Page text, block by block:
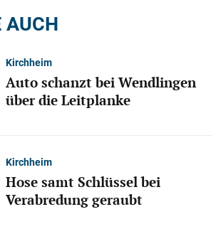
AUCH
Kirchheim
Auto schanzt bei Wendlingen
über die Leitplanke
Kirchheim
Hose samt Schlüssel bei
Verabredung geraubt